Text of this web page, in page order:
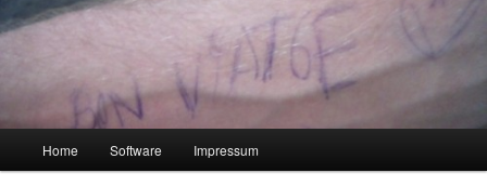
Home Software Impressum